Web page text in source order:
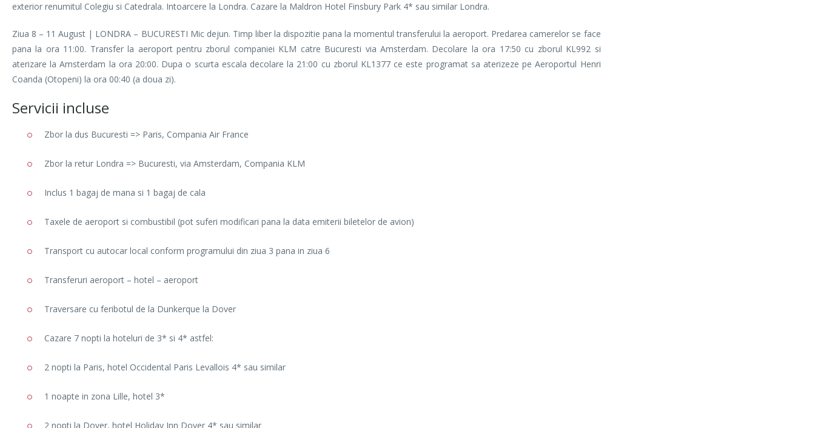
exterior renumitul Colegiu si Catedrala. Intoarcere la Londra. Cazare la Maldron Hotel Finsbury Park 4* sau similar Londra.
Ziua 8 – 11 August | LONDRA – BUCURESTI Mic dejun. Timp liber la dispozitie pana la momentul transferului la aeroport. Predarea camerelor se face
pana la ora 11:00. Transfer la aeroport pentru zborul companiei KLM catre Bucuresti via Amsterdam. Decolare la ora 17:50 cu zborul KL992 si
aterizare la Amsterdam la ora 20:00. Dupa o scurta escala decolare la 21:00 cu zborul KL1377 ce este programat sa aterizeze pe Aeroportul Henri
Coanda (Otopeni) la ora 00:40 (a doua zi).
Servicii incluse
Zbor la dus Bucuresti => Paris, Compania Air France
Zbor la retur Londra => Bucuresti, via Amsterdam, Compania KLM
Inclus 1 bagaj de mana si 1 bagaj de cala
Taxele de aeroport si combustibil (pot suferi modificari pana la data emiterii biletelor de avion)
Transport cu autocar local conform programului din ziua 3 pana in ziua 6
Transferuri aeroport – hotel – aeroport
Traversare cu feribotul de la Dunkerque la Dover
Cazare 7 nopti la hoteluri de 3* si 4* astfel:
2 nopti la Paris, hotel Occidental Paris Levallois 4* sau similar
1 noapte in zona Lille, hotel 3*
2 nopti la Dover, hotel Holiday Inn Dover 4* sau similar